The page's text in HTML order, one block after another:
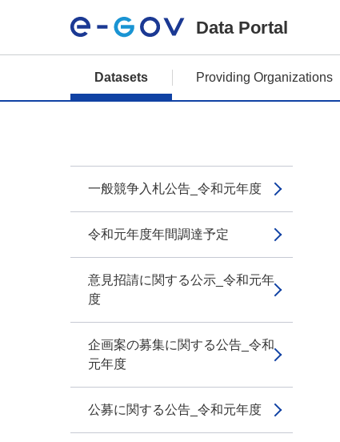
Data Portal
Datasets Providing Organizations
一般競争入札公告_令和元年度
令和元年度年間調達予定
意見招請に関する公示_令和元年
度
企画案の募集に関する公告_令和
元年度
公募に関する公告_令和元年度